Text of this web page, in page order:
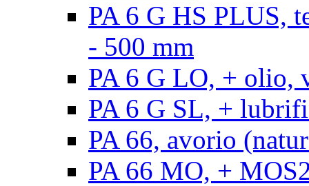
PA 6 G HS PLUS,
- 500 mm
PA 6 G LO, + olio,
PA 6 G SL, +
PA 66, avorio
PA 66 MO, +